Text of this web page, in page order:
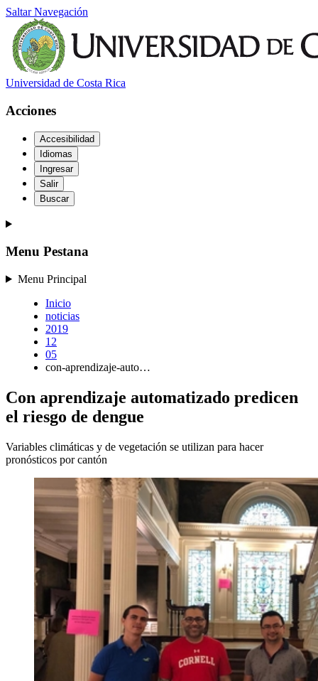
Saltar Navegación
Universidad de Costa Rica
Acciones
Accesibilidad
Idiomas
Ingresar
Salir
Buscar
Menu Pestana
Menu Principal
Inicio
noticias
2019
12
05
con-aprendizaje-auto…
Con aprendizaje automatizado predicen
el riesgo de dengue
Variables climáticas y de vegetación se utilizan para hacer
pronósticos por cantón